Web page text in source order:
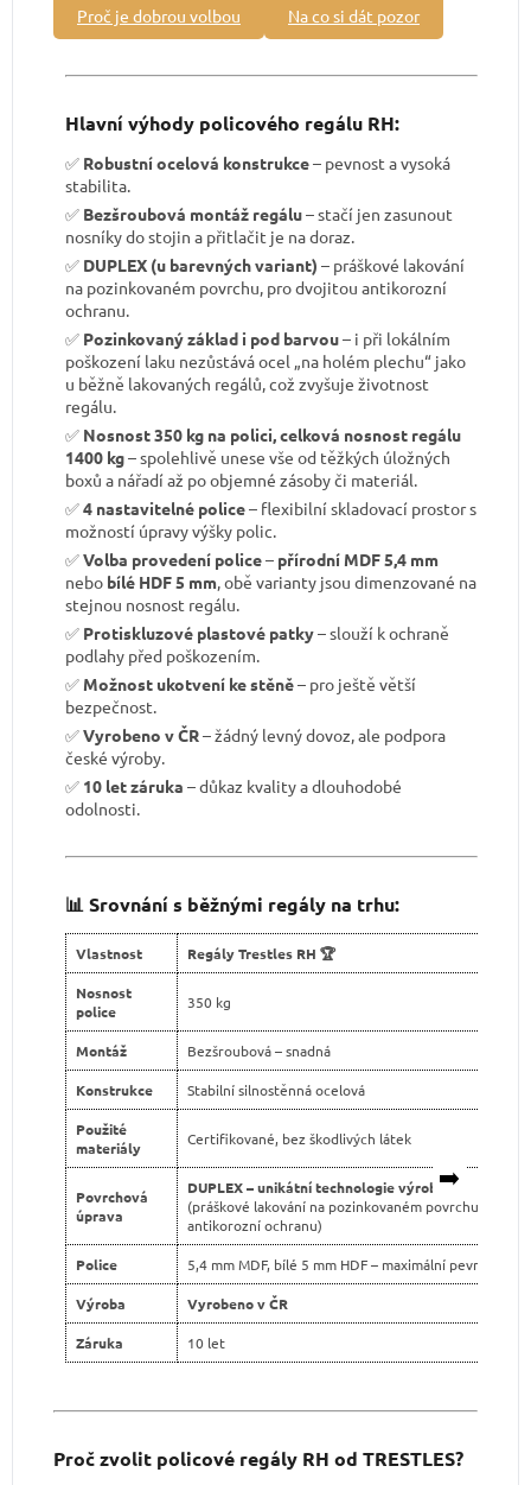
Proč je dobrou volbou Na co si dát pozor
Hlavní výhody policového regálu RH:
✅ Robustní ocelová konstrukce– pevnost a vysoká
stabilita.
✅ Bezšroubová montáž regálu– stačí jen zasunout
nosníky do stojin a přitlačit je na doraz.
✅ DUPLEX (u barevných variant) – práškové lakování
na pozinkovaném povrchu, pro dvojitou antikorozní
ochranu.
✅ Pozinkovaný základ i pod barvou– i při lokálním
poškození laku nezůstává ocel „na holém plechu“ jako
u běžně lakovaných regálů, což zvyšuje životnost
regálu.
✅ Nosnost 350 kg na polici, celková nosnost regálu
1400 kg– spolehlivě unese vše od těžkých úložných
boxů a nářadí až po objemné zásoby či materiál.
✅4 nastavitelné police– flexibilní skladovací prostor s
možností úpravy výšky polic.
✅Volba provedení police– přírodní MDF 5,4 mm
nebo bílé HDF 5 mm, obě varianty jsou dimenzované na
stejnou nosnost regálu.
✅ Protiskluzové plastové patky– slouží k ochraně
podlahy před poškozením.
✅ Možnost ukotvení ke stěně– pro ještě větší
bezpečnost.
✅Vyrobeno v ČR– žádný levný dovoz, ale podpora
české výroby.
✅ 10 let záruka – důkaz kvality a dlouhodobé
odolnosti.
📊 Srovnání s běžnými regály na trhu:
➡️
Vlastnost Regály Trestles RH 🏆
Nosnost
police
350 kg
Montáž Bezšroubová – snadná
Konstrukce Stabilní silnostěnná ocelová
Použité
materiály
Certifikované, bez škodlivých látek
Povrchová
úprava
DUPLEX – unikátní technologie výroby
(práškové lakování na pozinkovaném povrchu pro
antikorozní ochranu)
Police 5,4 mm MDF, bílé 5 mm HDF – maximální pevnost
Výroba Vyrobeno v ČR
Záruka 10 let
Proč zvolit policové regály RH od TRESTLES?